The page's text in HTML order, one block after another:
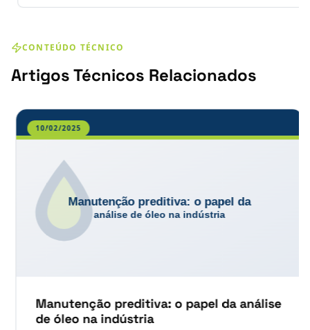
CONTEÚDO TÉCNICO
Artigos Técnicos Relacionados
10/02/2025
Manutenção preditiva: o papel da análise
de óleo na indústria